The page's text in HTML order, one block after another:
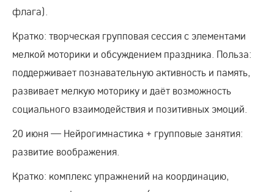
флага).
Кратко: творческая групповая сессия с элементами
мелкой моторики и обсуждением праздника. Польза:
поддерживает познавательную активность и память,
развивает мелкую моторику и даёт возможность
социального взаимодействия и позитивных эмоций.
20 июня — Нейрогимнастика + групповые занятия:
развитие воображения.
Кратко: комплекс упражнений на координацию,